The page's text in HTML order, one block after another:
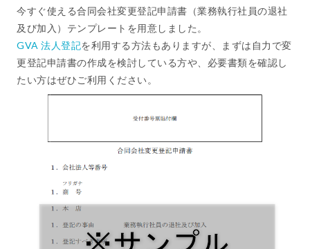
今すぐ使える合同会社変更登記申請書（業務執行社員の退社
及び加入）テンプレートを用意しました。
GVA 法人登記を利用する方法もありますが、まずは自力で変
更登記申請書の作成を検討している方や、必要書類を確認し
たい方はぜひご利用ください。